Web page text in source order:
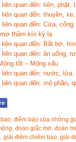
quan đến: tiên, phật,
quan đến: thuyền,
liên quan đến: Cửa,
thầm kín kỳ lạ
liên quan đến: Bắt bớ,
liên quan đến: ăn uống,
tốt – Mộng xấu
liên quan đến: nước,
quan đến: mộ phần,
, điềm báo của những
, đoán giấc mơ, đoán
, giải điêm chiêm bao, giải